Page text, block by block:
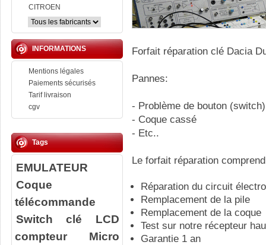
CITROEN
INFORMATIONS
Mentions légales
Paiements sécurisés
Tarif livraison
cgv
Tags
EMULATEUR
Coque
télécommande
Switch clé
LCD
compteur
Micro
Forfait réparation clé Dacia
Pannes:
- Problème de bouton (switch)
- Coque cassé
- Etc..
Le forfait réparation
Réparation du circuit
Remplacement de la pile
Remplacement de la coque
Test sur notre récepteur
Garantie 1 an